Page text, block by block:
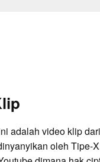
adalah video klip
oleh Tipe-